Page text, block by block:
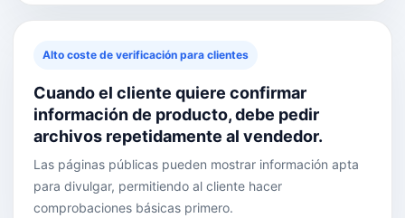
Alto coste de verificación para clientes
Cuando el cliente quiere confirmar
información de producto, debe pedir
archivos repetidamente al vendedor.
Las páginas públicas pueden mostrar información apta
para divulgar, permitiendo al cliente hacer
comprobaciones básicas primero.